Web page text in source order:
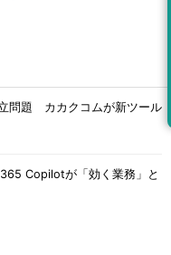
問題 カカクコムが新ツール
Copilotが「効く業務」と